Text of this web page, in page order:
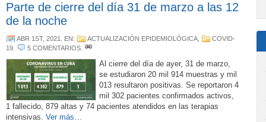
Parte de cierre del día 31 de marzo a las 12
de la noche
ABR 1ST, 2021 . EN: ACTUALIZACIÓN EPIDEMIOLÓGICA
COVID-
19
5 COMENTARIOS
Al cierre del día de ayer, 31 de marzo,
se estudiaron 20 mil 914 muestras y mil
013 resultaron positivas. Se reportaron 4
mil 302 pacientes confirmados activos,
1 fallecido, 879 altas y 74 pacientes atendidos en las terapias
intensivas. Ver más…